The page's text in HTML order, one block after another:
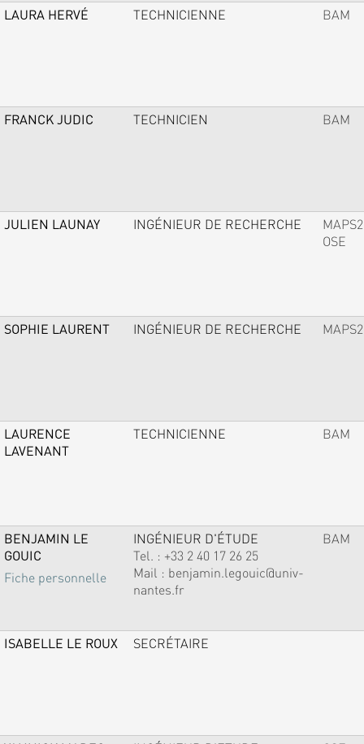
LAURA HERVÉ TECHNICIENNE BAM
FRANCK JUDIC TECHNICIEN BAM
JULIEN LAUNAY INGÉNIEUR DE RECHERCHE
MAPS2
OSE
SOPHIE LAURENT INGÉNIEUR DE RECHERCHE MAPS2
LAURENCE
LAVENANT
TECHNICIENNE BAM
BENJAMIN LE
GOUIC
Fiche personnelle
INGÉNIEUR D'ÉTUDE
Tel. : +33 2 40 17 26 25
Mail : benjamin.legouic@univ-
nantes.fr
BAM
ISABELLE LE ROUX SECRÉTAIRE